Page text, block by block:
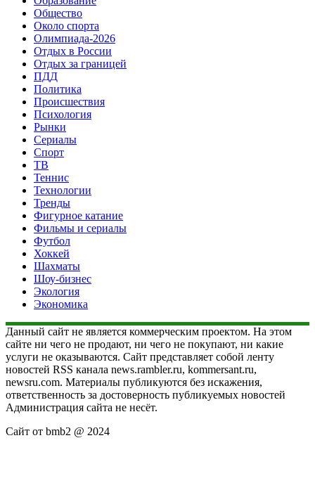
Общество
Около спорта
Олимпиада-2026
Отдых в России
Отдых за границей
ПДД
Политика
Происшествия
Психология
Рынки
Сериалы
Спорт
ТВ
Теннис
Технологии
Тренды
Фигурное катание
Фильмы и сериалы
Футбол
Хоккей
Шахматы
Шоу-бизнес
Экология
Экономика
Данный сайт не является коммерческим проектом. На этом
сайте ни чего не продают, ни чего не покупают, ни какие
услуги не оказываются. Сайт представляет собой ленту
новостей RSS канала news.rambler.ru, kommersant.ru,
newsru.com. Материалы публикуются без искажения,
ответственность за достоверность публикуемых новостей
Администрация сайта не несёт.
Сайт от bmb2 @ 2024